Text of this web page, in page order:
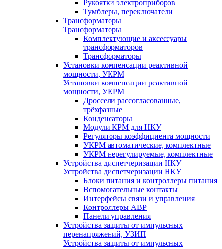
Рукоятки электроприборов
Тумблеры, переключатели
Трансформаторы
Трансформаторы
Комплектующие и аксессуары
трансформаторов
Трансформаторы
Установки компенсации реактивной
мощности, УКРМ
Установки компенсации реактивной
мощности, УКРМ
Дроссели рассогласованные,
трёхфазные
Конденсаторы
Модули КРМ для НКУ
Регуляторы коэффициента мощности
УКРМ автоматические, комплектные
УКРМ нерегулируемые, комплектные
Устройства диспетчеризации НКУ
Устройства диспетчеризации НКУ
Блоки питания и контроллеры питания
Вспомогательные контакты
Интерфейсы связи и управления
Контроллеры АВР
Панели управления
Устройства защиты от импульсных
перенапряжений, УЗИП
Устройства защиты от импульсных